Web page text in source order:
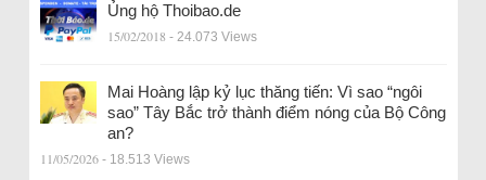
Ủng hộ Thoibao.de
15/02/2018 - 24.073 Views
Mai Hoàng lập kỷ lục thăng tiến: Vì sao “ngôi
sao” Tây Bắc trở thành điểm nóng của Bộ Công
an?
11/05/2026 - 18.513 Views